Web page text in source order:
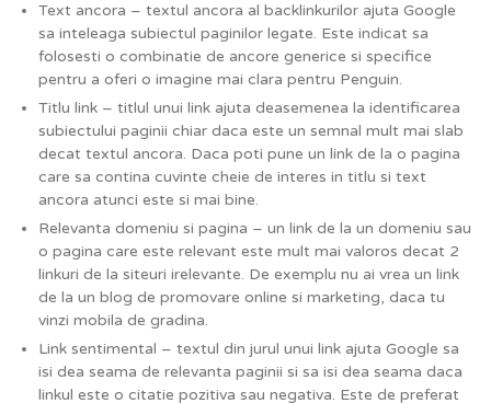
Text ancora – textul ancora al backlinkurilor ajuta Google
sa inteleaga subiectul paginilor legate. Este indicat sa
folosesti o combinatie de ancore generice si specifice
pentru a oferi o imagine mai clara pentru Penguin.
Titlu link – titlul unui link ajuta deasemenea la identificarea
subiectului paginii chiar daca este un semnal mult mai slab
decat textul ancora. Daca poti pune un link de la o pagina
care sa contina cuvinte cheie de interes in titlu si text
ancora atunci este si mai bine.
Relevanta domeniu si pagina – un link de la un domeniu sau
o pagina care este relevant este mult mai valoros decat 2
linkuri de la siteuri irelevante. De exemplu nu ai vrea un link
de la un blog de promovare online si marketing, daca tu
vinzi mobila de gradina.
Link sentimental – textul din jurul unui link ajuta Google sa
isi dea seama de relevanta paginii si sa isi dea seama daca
linkul este o citatie pozitiva sau negativa. Este de preferat